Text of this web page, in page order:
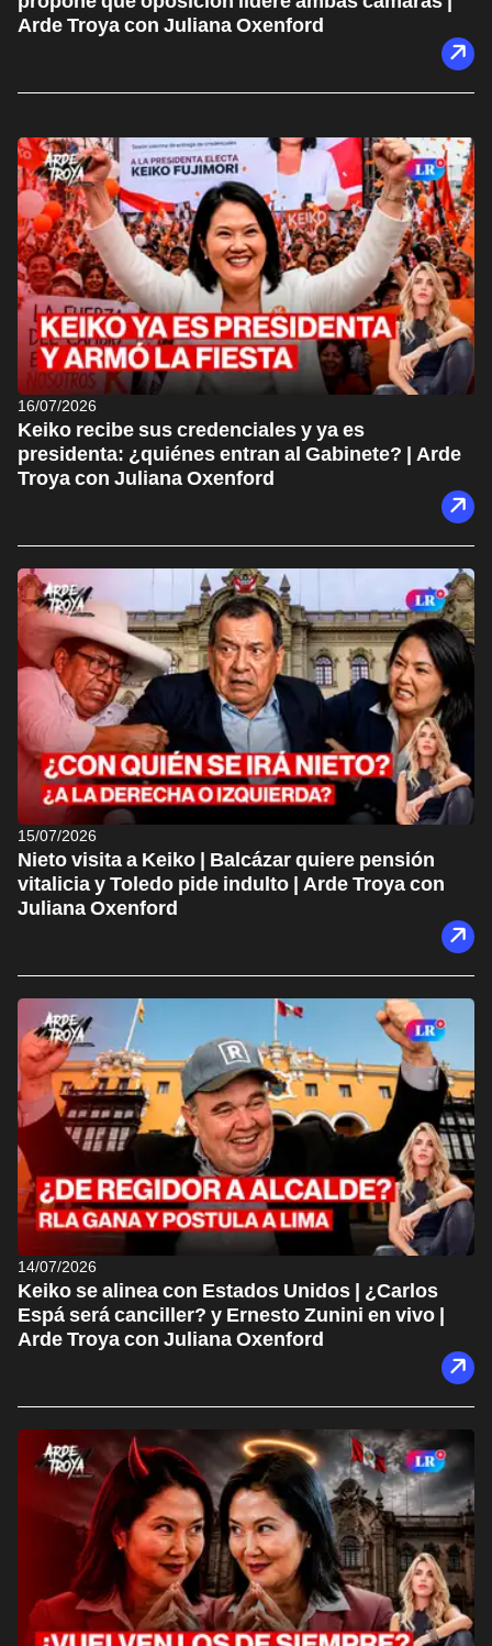
Arde Troya con Juliana Oxenford
16/07/2026
Keiko recibe sus credenciales y ya es
presidenta: ¿quiénes entran al Gabinete? | Arde
Troya con Juliana Oxenford
15/07/2026
Nieto visita a Keiko | Balcázar quiere pensión
vitalicia y Toledo pide indulto | Arde Troya con
Juliana Oxenford
14/07/2026
Keiko se alinea con Estados Unidos | ¿Carlos
Espá será canciller? y Ernesto Zunini en vivo |
Arde Troya con Juliana Oxenford